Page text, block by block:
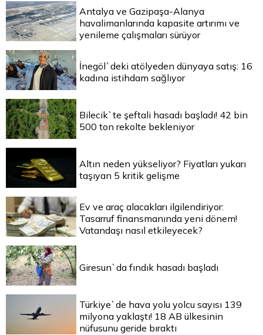
Antalya ve Gazipaşa-Alanya
havalimanlarında kapasite artırımı ve
yenileme çalışmaları sürüyor
İnegöl`deki atölyeden dünyaya satış: 16
kadına istihdam sağlıyor
Bilecik`te şeftali hasadı başladı! 42 bin
500 ton rekolte bekleniyor
Altın neden yükseliyor? Fiyatları yukarı
taşıyan 5 kritik gelişme
Ev ve araç alacakları ilgilendiriyor:
Tasarruf finansmanında yeni dönem!
Vatandaşı nasıl etkileyecek?
Giresun`da fındık hasadı başladı
Türkiye`de hava yolu yolcu sayısı 139
milyona yaklaştı! 18 AB ülkesinin
nüfusunu geride bıraktı